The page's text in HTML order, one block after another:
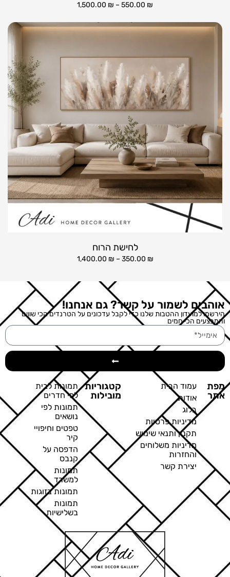
550.00 ₪
–
1,500.00 ₪
לחישת הרוח
350.00 ₪
–
1,400.00 ₪
אוהבים לשמור על קשר? גם אנחנו!
הירשמו למועדון ההטבות שלנו כדי לקבל עדכונים על הטרנדים הכי שווים
והמבצעים הכי חמים
מפת
אתר
עמוד הבית
אודות
בלוג
מדיניות פרטיות
תקנון ותנאי שימוש
מדיניות משלוחים
והחזרות
יצירת קשר
קטגוריות
מובילות
תמונות לבית
לפי חדרים
תמונות לפי
נושאים
טפטים וחיפויי
קיר
הדפסה על
קנבס
תמונות
למשרד
תמונות בזוגות
תמונות
בשלישיות